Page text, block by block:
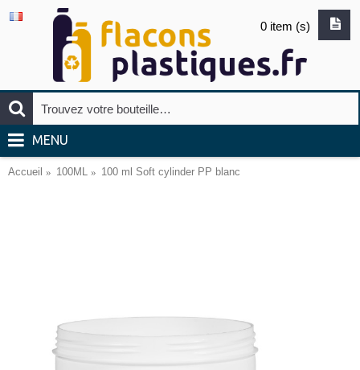
0 item (s)
MENU
Accueil 100ML 100 ml Soft cylinder PP blanc